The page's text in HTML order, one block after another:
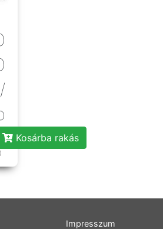
/
Kosárba rakás
Impresszum